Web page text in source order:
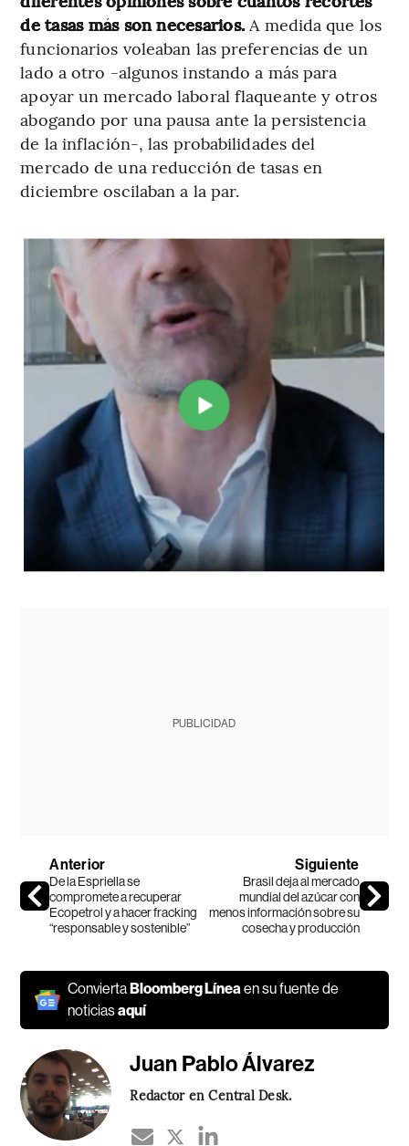
de tasas más son necesarios.A medida que los
funcionarios voleaban las preferencias de un
lado a otro -algunos instando a más para
apoyar un mercado laboral flaqueante y otros
abogando por una pausa ante la persistencia
de la inflación-, las probabilidades del
mercado de una reducción de tasas en
diciembre oscilaban a la par.
PUBLICIDAD
Anterior
De la Espriella se
compromete a recuperar
Ecopetrol y a hacer fracking
“responsable y sostenible”
Siguiente
Brasil deja al mercado
mundial del azúcar con
menos información sobre su
cosecha y producción
ConviertaBloomberg Líneaen su fuente de
noticiasaquí
Juan Pablo Álvarez
Redactor en Central Desk.